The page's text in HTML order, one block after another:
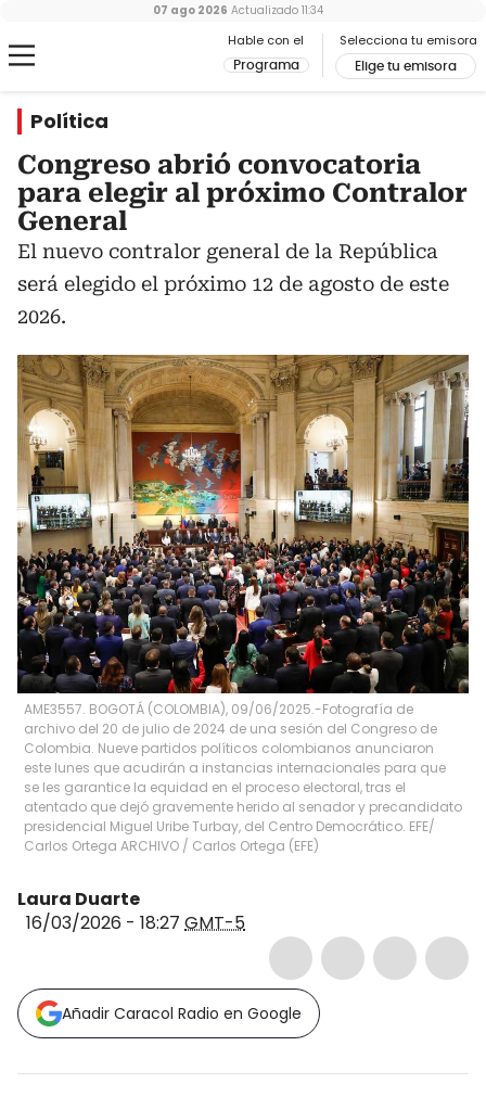
Hable con el
Programa
Selecciona tu emisora
Elige tu emisora
07 ago 2026 Actualizado 11:34
Política
Congreso abrió convocatoria
para elegir al próximo Contralor
General
El nuevo contralor general de la República
será elegido el próximo 12 de agosto de este
2026.
AME3557. BOGOTÁ (COLOMBIA), 09/06/2025.-Fotografía de
archivo del 20 de julio de 2024 de una sesión del Congreso de
Colombia. Nueve partidos políticos colombianos anunciaron
este lunes que acudirán a instancias internacionales para que
se les garantice la equidad en el proceso electoral, tras el
atentado que dejó gravemente herido al senador y precandidato
presidencial Miguel Uribe Turbay, del Centro Democrático. EFE/
Carlos Ortega ARCHIVO / Carlos Ortega (EFE)
Laura Duarte
16/03/2026 - 18:27 GMT-5
Añadir Caracol Radio en Google